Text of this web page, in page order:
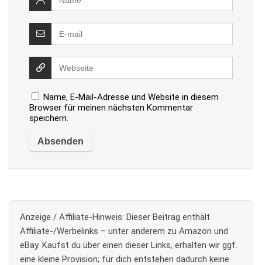
Name, E-Mail-Adresse und Website in diesem
Browser für meinen nächsten Kommentar
speichern.
Anzeige / Affiliate-Hinweis: Dieser Beitrag enthält
Affiliate-/Werbelinks – unter anderem zu Amazon und
eBay. Kaufst du über einen dieser Links, erhalten wir ggf.
eine kleine Provision; für dich entstehen dadurch keine